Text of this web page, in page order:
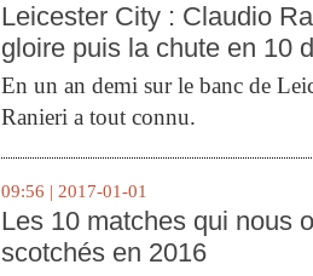
Leicester City : Claudio
gloire puis la chute en 10
En un an demi sur le banc de
Ranieri a tout connu.
09:56 | 2017-01-01
Les 10 matches qui nous
scotchés en 2016